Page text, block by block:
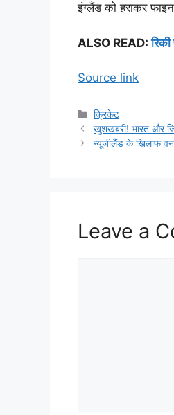
इंग्लैंड को हराकर
ALSO READ:
Source link
Categories
क्रिकेट
खुशखबरी! भारत और
न्यूजीलैंड के खिलाफ
Leave a